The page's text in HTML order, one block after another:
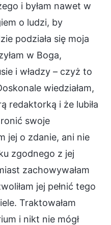
i byłam nawet w
o ludzi, by
podziała się moja
w Boga,
i władzy – czyż to
wiedziałam,
redaktorką i że lubiła
swoje
jej o zdanie, ani nie
zgodnego z jej
zachowywałam
jej pełnić tego
Traktowałam
i nikt nie mógł